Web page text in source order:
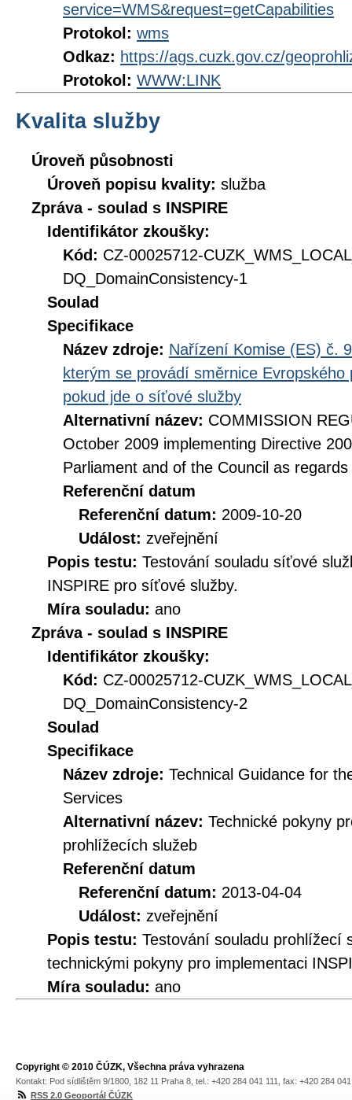
service=WMS&request=getCapabilities
Protokol: wms
Odkaz: https://ags.cuzk.gov.cz/
Protokol: WWW:LINK
Kvalita služby
Úroveň působnosti
Úroveň popisu kvality: služba
Zpráva - soulad s INSPIRE
Identifikátor zkoušky:
Kód: CZ-00025712-
DQ_DomainConsistency-1
Soulad
Specifikace
Název zdroje: Nařízení Komise (ES) č.
kterým se provádí směrnice
pokud jde o síťové služby
Alternativní název: COMMISSION
October 2009 implementing Directive
Parliament and of the Council as
Referenční datum
Referenční datum: 2009-10-20
Událost: zveřejnění
Popis testu: Testování souladu síťové
INSPIRE pro síťové služby.
Míra souladu: ano
Zpráva - soulad s INSPIRE
Identifikátor zkoušky:
Kód: CZ-00025712-
DQ_DomainConsistency-2
Soulad
Specifikace
Název zdroje: Technical Guidance for
Services
Alternativní název: Technické pokyny
prohlížecích služeb
Referenční datum
Referenční datum: 2013-04-04
Událost: zveřejnění
Popis testu: Testování souladu prohlížecí
technickými pokyny pro implementaci
Míra souladu: ano
Copyright © 2010 ČÚZK, Všechna práva vyhrazena
Kontakt: Pod sídlištěm 9/1800, 182 11 Praha 8, tel.: +420 284 041 111, fax: +420 284
RSS 2.0 Geoportál ČÚZK